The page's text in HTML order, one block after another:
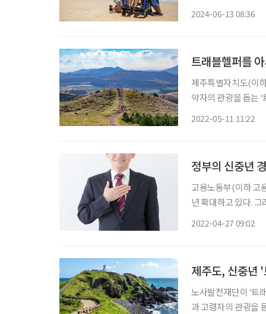
2024-06-13 08:36
트래블헬퍼를
제주특별자치도(이
약자의 관광을 돕는
2022-05-11 11:22
정부의 신중년
고용노동부(이하 고
년 확대하고 있다.
2022-04-27 09:02
제주도, 신중년
노사발전재단이 ‘트
과 고령자의 관광을